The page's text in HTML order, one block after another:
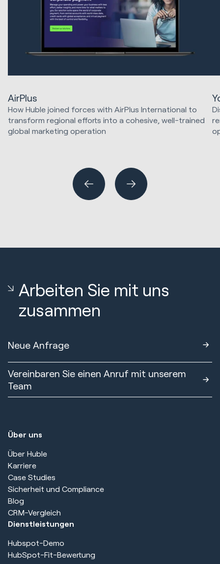
AirPlus
How Huble joined forces with AirPlus International to
transform regional efforts into a cohesive, well-trained
global marketing operation
HubSpot Implementations
Arbeiten Sie mit uns
zusammen
Neue Anfrage
Vereinbaren Sie einen Anruf mit unserem
Team
Über uns
Über Huble
Karriere
Case Studies
Sicherheit und Compliance
Blog
CRM-Vergleich
Dienstleistungen
Hubspot-Demo
HubSpot-Fit-Bewertung